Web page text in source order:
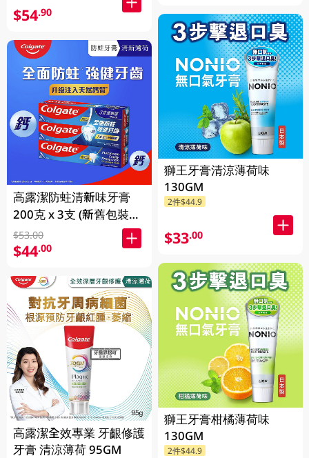
$54.90
高露潔防蛀清新味牙膏
200克 x 3支 (新舊包裝隨
機發送)
$53.00
$44.00
高露潔全效專業 牙齦修護
牙膏 清涼薄荷 95GM
獅王牙膏清涼薄荷味
130GM
2件$44.9
$33.00
獅王牙膏柑橘薄荷味
130GM
2件$44.9